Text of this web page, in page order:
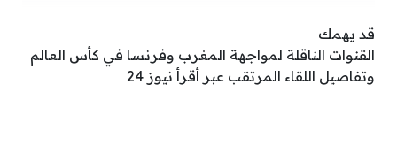
قد يهمك
القنوات الناقلة لمواجهة المغرب وفرنسا في كأس العالم
وتفاصيل اللقاء المرتقب عبر أقرأ نيوز 24